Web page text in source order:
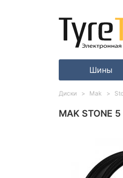
Шины
MAK STONE
Диски Mak